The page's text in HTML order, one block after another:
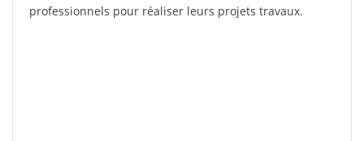
professionnels pour réaliser leurs projets travaux.